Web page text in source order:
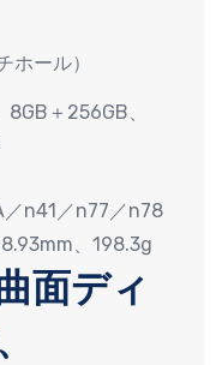
ホール）
＋256GB、
n41／n77／n78
、198.3g
面ディ